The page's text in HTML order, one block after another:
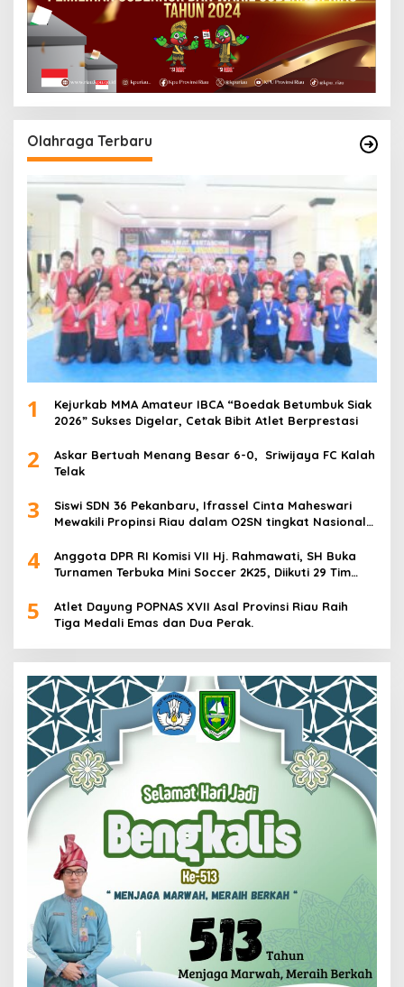
Olahraga Terbaru
1
Kejurkab MMA Amateur IBCA “Boedak Betumbuk Siak
2026” Sukses Digelar, Cetak Bibit Atlet Berprestasi
2
Askar Bertuah Menang Besar 6-0, Sriwijaya FC Kalah
Telak
3
Siswi SDN 36 Pekanbaru, Ifrassel Cinta Maheswari
Mewakili Propinsi Riau dalam O2SN tingkat Nasional
4
Anggota DPR RI Komisi VII Hj. Rahmawati, SH Buka
Turnamen Terbuka Mini Soccer 2K25, Diikuti 29 Tim
5
Atlet Dayung POPNAS XVII Asal Provinsi Riau Raih
Tiga Medali Emas dan Dua Perak.